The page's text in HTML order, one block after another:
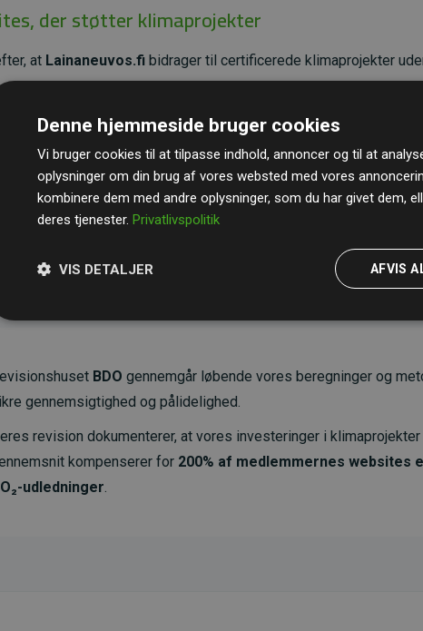
der støtter klimaprojekter
at Lainaneuvos.fi bidrager til certificerede klimaprojekter
CO₂-reducerende effekt, som i gennemsnit svarer til
udledning fra hjemmesiden.
gennemGold Standard– en international ordning, der sikrer
Du kan læse mere om de konkrete projekter
BDO gennemgår løbende vores beregninger og
gennemsigtighed og pålidelighed.
revision dokumenterer, at vores investeringer i klimaprojekter
kompenserer for 200% af medlemmernes websites
udledninger.
Denne hjemmeside bruger cookies
Vi bruger cookies til at tilpasse indhold, annoncer og til at
oplysninger om din brug af vores websted med vores
kombinere dem med andre oplysninger, som du har givet dem,
deres tjenester. Privatlivspolitik
AFVIS
VIS DETALJER